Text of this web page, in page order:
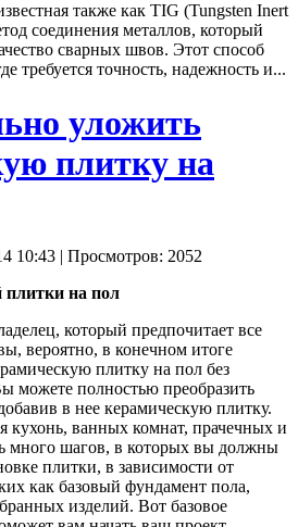
также как TIG (Tungsten Inert
соединения металлов, который
сварных швов. Этот способ
требуется точность, надежность и...
уложить
плитку на
10:43 | Просмотров: 2052
плитки на пол
который предпочитает все
вероятно, в конечном итоге
плитку на пол без
можете полностью преобразить
в нее керамическую плитку.
кухонь, ванных комнат, прачечных и
много шагов, в которых вы должны
плитки, в зависимости от
как базовый фундамент пола,
изделий. Вот базовое